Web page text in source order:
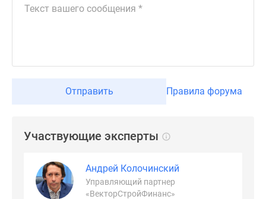
Отправить Правила форума
Участвующие эксперты
Андрей Колочинский
Управляющий партнер
«ВекторСтройФинанс»